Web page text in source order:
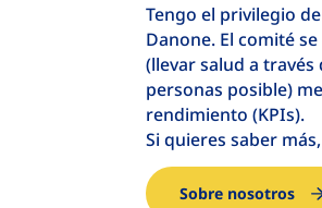
Tengo el privilegio
Danone. El comité
(llevar salud a
personas posible)
rendimiento (KPIs).
Si quieres saber
Sobre nosotros